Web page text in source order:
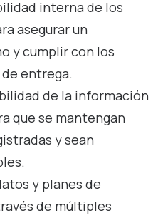
interna de los
asegurar un
y cumplir con los
entrega.
de la información
que se mantengan
y sean
y planes de
de múltiples